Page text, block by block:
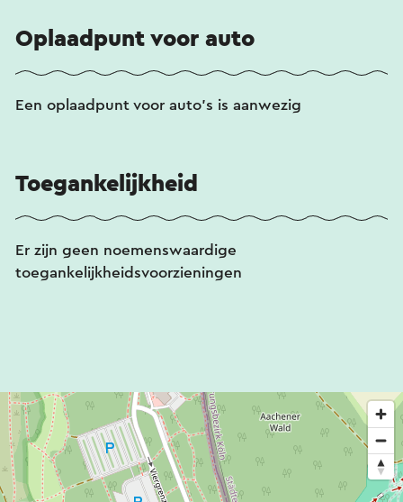
Oplaadpunt voor auto
Een oplaadpunt voor auto's is aanwezig
Toegankelijkheid
Er zijn geen noemenswaardige
toegankelijkheidsvoorzieningen